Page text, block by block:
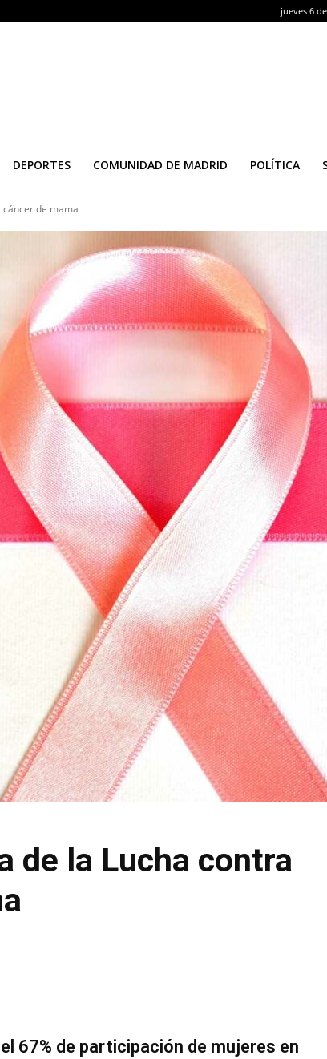
jueves 6
DEPORTES COMUNIDAD DE MADRID POLÍTICA
cáncer de mama
de la Lucha contra
67% de participación de mujeres en